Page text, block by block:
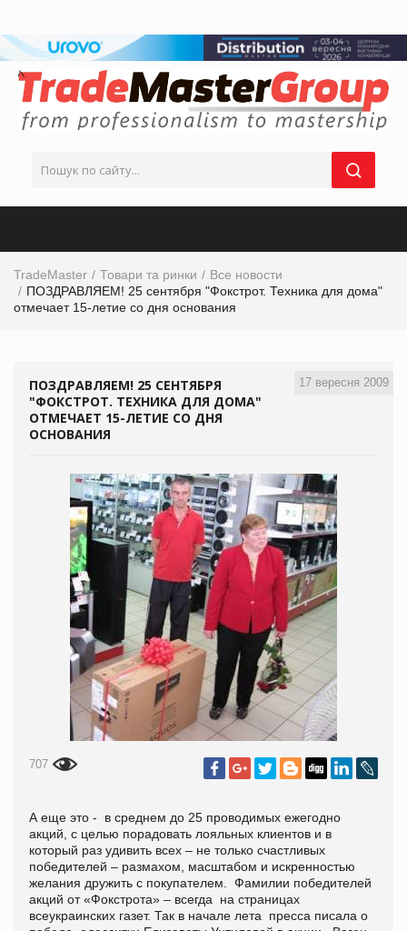
TradeMaster Товари та ринки
Все новости
ПОЗДРАВЛЯЕМ! 25 сентября "Фокстрот. Техника для дома"
отмечает 15-летие со дня основания
17 вересня 2009
ПОЗДРАВЛЯЕМ! 25 СЕНТЯБРЯ
"ФОКСТРОТ. ТЕХНИКА ДЛЯ ДОМА"
ОТМЕЧАЕТ 15-ЛЕТИЕ СО ДНЯ
ОСНОВАНИЯ
707
А еще это - в среднем до 25 проводимых ежегодно
акций, с целью порадовать лояльных клиентов и в
который раз удивить всех – не только счастливых
победителей – размахом, масштабом и искренностью
желания дружить с покупателем. Фамилии победителей
акций от «Фокстрота» – всегда на страницах
всеукраинских газет. Так в начале лета пресса писала о